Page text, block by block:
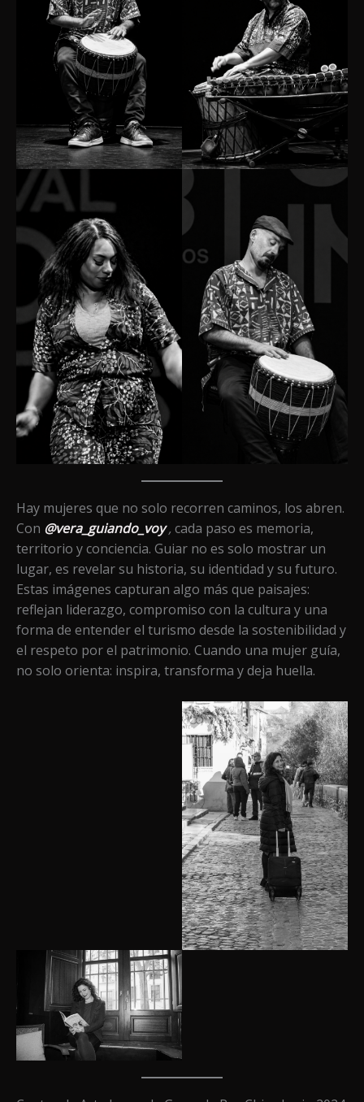
Hay mujeres que no solo recorren caminos, los abren.
Con @vera_guiando_voy, cada paso es memoria,
territorio y conciencia. Guiar no es solo mostrar un
lugar, es revelar su historia, su identidad y su futuro.
Estas imágenes capturan algo más que paisajes:
reflejan liderazgo, compromiso con la cultura y una
forma de entender el turismo desde la sostenibilidad y
el respeto por el patrimonio. Cuando una mujer guía,
no solo orienta: inspira, transforma y deja huella.